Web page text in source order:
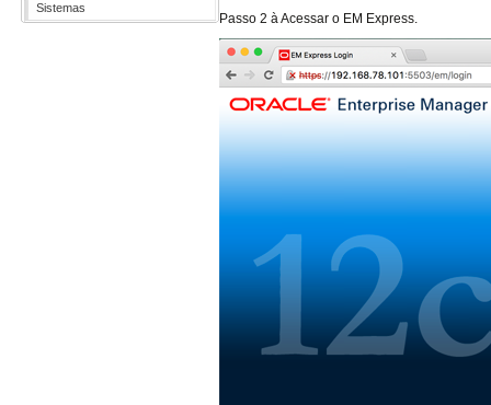
Sistemas
Passo 2 à Acessar o EM Express.